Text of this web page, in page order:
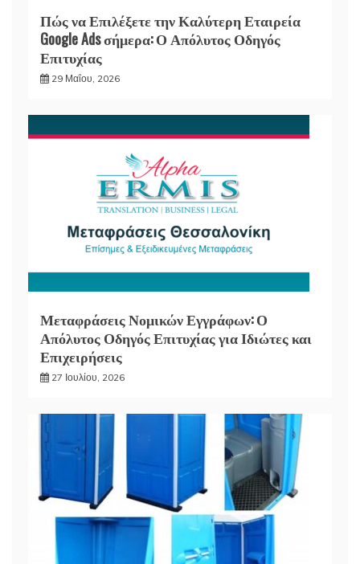
Πώς να Επιλέξετε την Καλύτερη Εταιρεία
Google Ads σήμερα: Ο Απόλυτος Οδηγός
Επιτυχίας
29 Μαΐου, 2026
Μεταφράσεις Νομικών Εγγράφων: Ο
Απόλυτος Οδηγός Επιτυχίας για Ιδιώτες και
Επιχειρήσεις
27 Ιουλίου, 2026